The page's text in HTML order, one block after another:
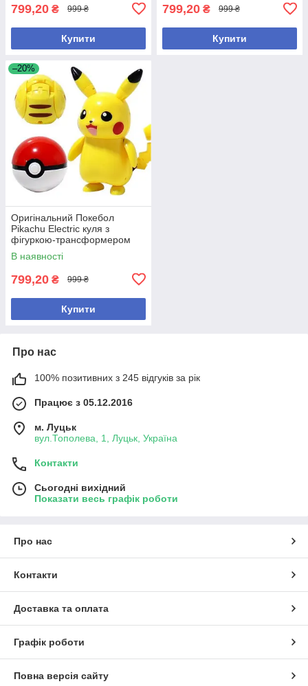
799,20 ₴ 999 ₴
Купити
799,20 ₴ 999 ₴
Купити
–20%
Оригінальний Покебол
Pikachu Electric куля з
фігуркою-трансформером
Покемон Пікачу
В наявності
799,20 ₴ 999 ₴
Купити
Про нас
100% позитивних з 245 відгуків за рік
Працює з 05.12.2016
м. Луцьк
вул.Тополева, 1, Луцьк, Україна
Контакти
Сьогодні вихідний
Показати весь графік роботи
Про нас
Контакти
Доставка та оплата
Графік роботи
Повна версія сайту